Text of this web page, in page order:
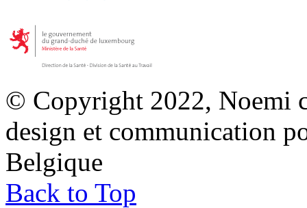
© Copyright 2022, Noemi
design et communication
Belgique
Back to Top